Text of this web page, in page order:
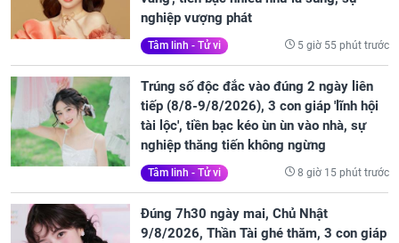
nghiệp vượng phát
Tâm linh - Tử vi 5 giờ 55 phút trước
Trúng số độc đắc vào đúng 2 ngày liên
tiếp (8/8-9/8/2026), 3 con giáp 'lĩnh hội
tài lộc', tiền bạc kéo ùn ùn vào nhà, sự
nghiệp thăng tiến không ngừng
Tâm linh - Tử vi 8 giờ 15 phút trước
Đúng 7h30 ngày mai, Chủ Nhật
9/8/2026, Thần Tài ghé thăm, 3 con giáp